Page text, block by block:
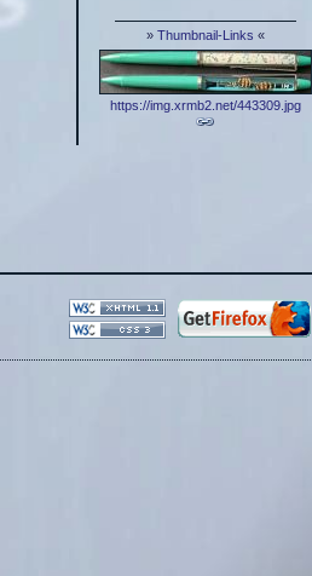
» Thumbnail-Links «
https://img.xrmb2.net/443309.jpg